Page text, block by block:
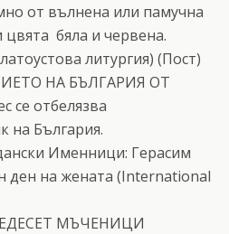
от вълнена или памучна
бяла и червена.
литургия) (Пост)
НА БЪЛГАРИЯ ОТ
се отбелязва
на България.
Именници: Герасим
на жената (International
МЪЧЕНИЦИ